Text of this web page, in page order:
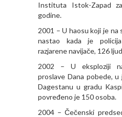
Instituta Istok-Zapad
godine.
2001 – U haosu koji je na
nastao kada je
razjarene navijače, 126
2002 – U eksploziji
proslave Dana pobede,
Dagestanu u gradu
povređeno je 150 osoba.
2004 – Čečenski